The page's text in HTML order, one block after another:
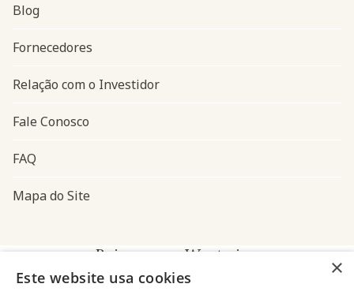
Navegação do rodapé
Blog
Fornecedores
Relação com o Investidor
Fale Conosco
FAQ
Mapa do Site
Baixe o app Westwing
×
Este website usa cookies